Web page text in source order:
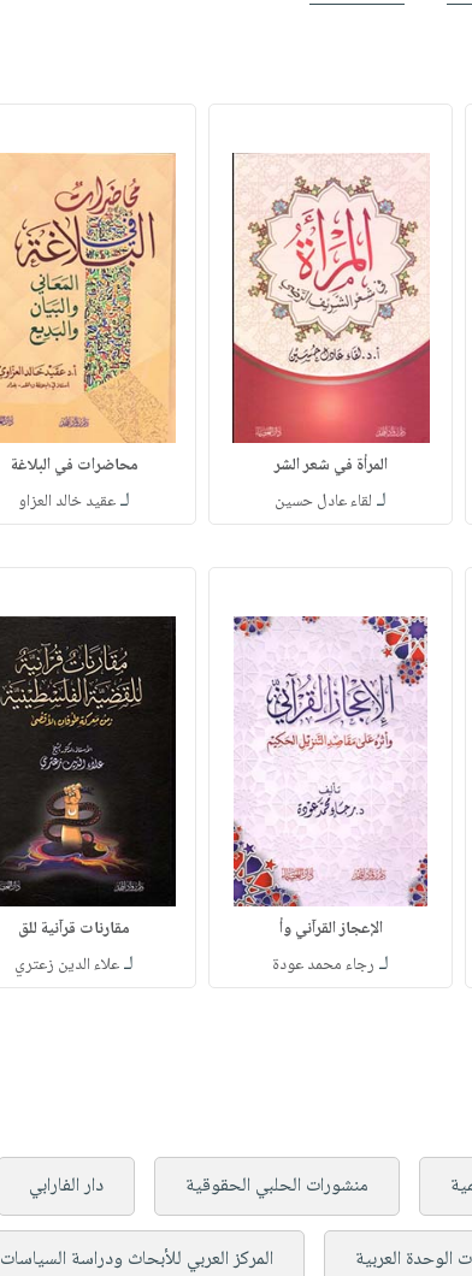
المرأة في شعر الشر
لـ لقاء عادل حسين
محاضرات في البلاغة
لـعقيد خالد العزاو
الإعجاز القرآني وأ
لـ رجاء محمد عودة
مقارنات قرآنية للق
لـعلاء الدين زعتري
منشورات الحلبي الحقوقية دار الفارابي
الوحدة العربية المركز العربي للأبحاث ودراسة السياسات